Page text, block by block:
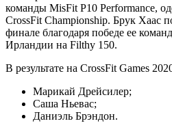
команды MisFit P10 Performance,
CrossFit Championship. Брук Хаас
финале благодаря победе ее
Ирландии на Filthy 150.
В результате на CrossFit Games
Марикай Дрейсилер;
Саша Ньевас;
Даниэль Брэндон.